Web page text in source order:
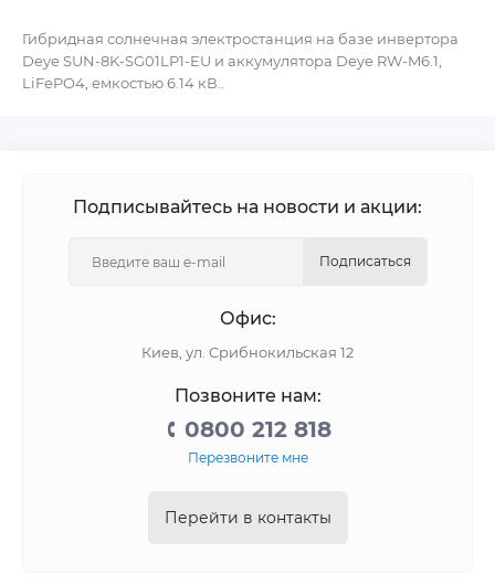
Гибридная солнечная электростанция на базе инвертора
Deye SUN-8K-SG01LP1-EU и аккумулятора Deye RW-M6.1,
LiFePO4, емкостью 6.14 кВ..
Подписывайтесь на новости и акции:
Подписаться
Офис:
Киев, ул. Срибнокильская 12
Позвоните нам:
0800 212 818
Перезвоните мне
Перейти в контакты